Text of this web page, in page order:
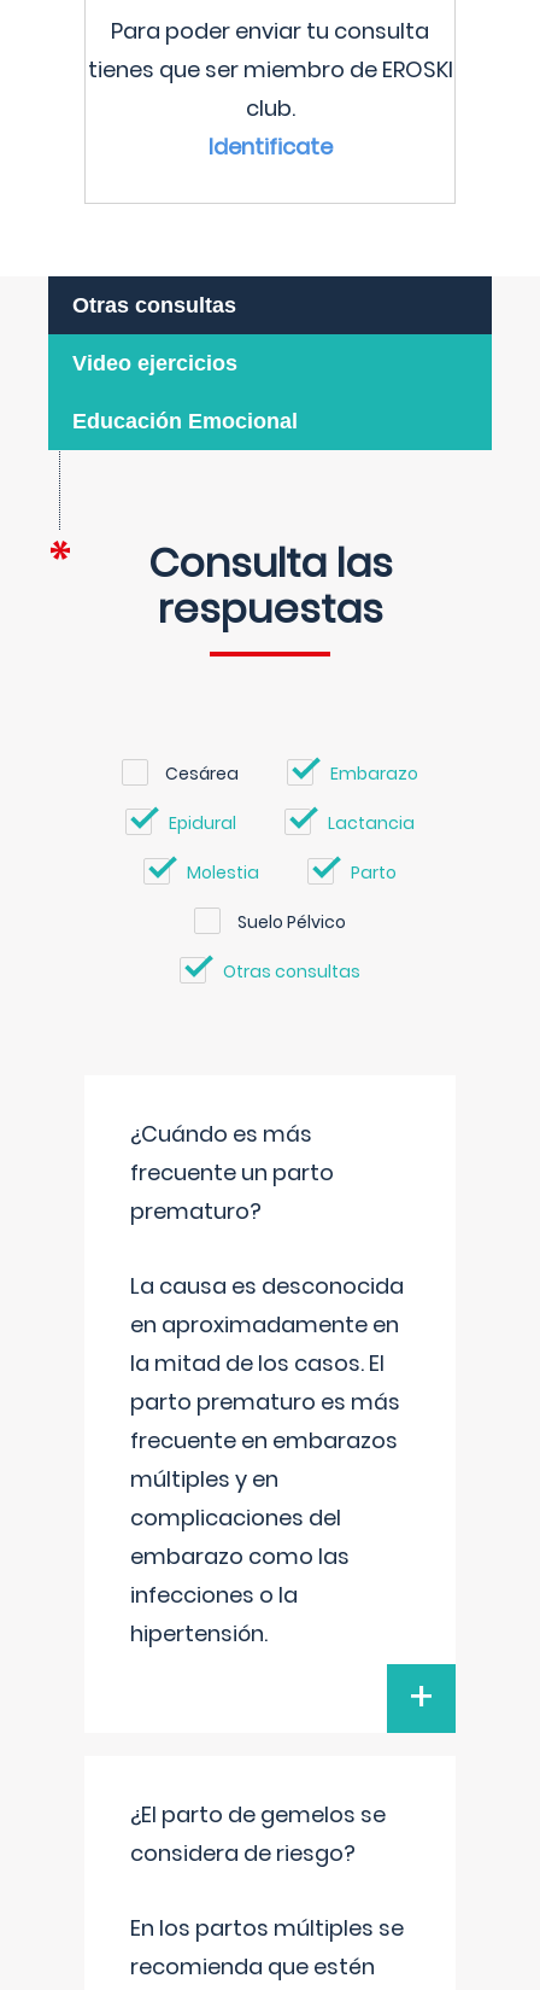
Para poder enviar tu consulta
tienes que ser miembro de EROSKI
club.
Identificate
Otras consultas
Video ejercicios
Educación Emocional
Consulta las
respuestas
Cesárea Embarazo
Epidural Lactancia
Molestia Parto
Suelo Pélvico
Otras consultas
¿Cuándo es más
frecuente un parto
prematuro?
La causa es desconocida
en aproximadamente en
la mitad de los casos. El
parto prematuro es más
frecuente en embarazos
múltiples y en
complicaciones del
embarazo como las
infecciones o la
hipertensión.
+
¿El parto de gemelos se
considera de riesgo?
En los partos múltiples se
recomienda que estén